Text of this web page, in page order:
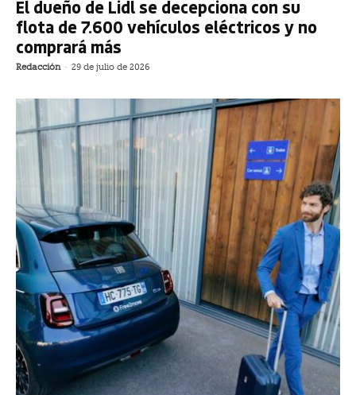
El dueño de Lidl se decepciona con su
flota de 7.600 vehículos eléctricos y no
comprará más
Redacción - 29 de julio de 2026